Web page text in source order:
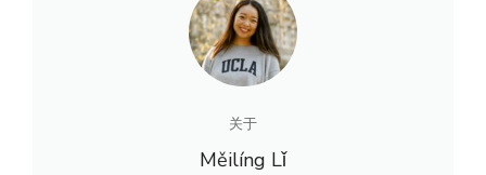
关于
Měilíng Lǐ